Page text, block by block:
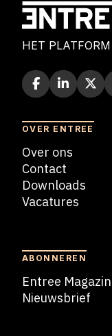
HET
OVER ENTREE
Over ons
Contact
Downloads
Vacatures
ABONNEREN
Entree
Nieuwsbrief